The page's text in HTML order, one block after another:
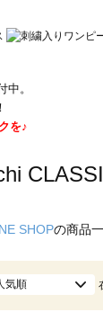
。
を♪
SHOPの商品
気順